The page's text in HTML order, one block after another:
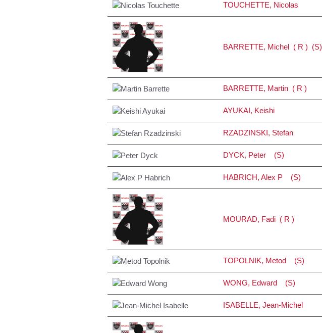
TOUCHETTE, Nicolas
BARRETTE, Michel ( R ) (S)
BARRETTE, Martin ( R )
AYUKAI, Keishi
RZADZINSKI, Stefan
DYCK, Peter (S)
HABRICH, Alex P (S)
MOURAD, Fadi ( R )
TOPOLNIK, Metod (S)
WONG, Edward (S)
ISABELLE, Jean-Michel